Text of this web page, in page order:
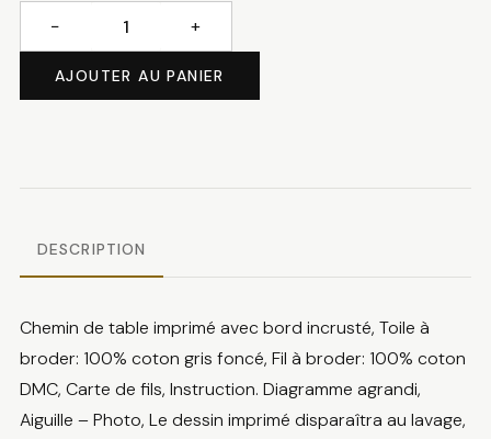
Chemin
fleurs
− +
AJOUTER AU PANIER
DESCRIPTION
Chemin de table imprimé avec bord incrusté, Toile à
broder: 100% coton gris foncé, Fil à broder: 100% coton
DMC, Carte de fils, Instruction. Diagramme agrandi,
Aiguille – Photo, Le dessin imprimé disparaîtra au lavage,